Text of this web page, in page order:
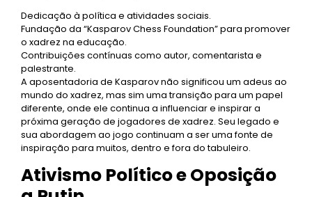
Dedicação à política e atividades sociais.
Fundação da “Kasparov Chess Foundation” para promover
o xadrez na educação.
Contribuições contínuas como autor, comentarista e
palestrante.
A aposentadoria de Kasparov não significou um adeus ao
mundo do xadrez, mas sim uma transição para um papel
diferente, onde ele continua a influenciar e inspirar a
próxima geração de jogadores de xadrez. Seu legado e
sua abordagem ao jogo continuam a ser uma fonte de
inspiração para muitos, dentro e fora do tabuleiro.
Ativismo Político e Oposição